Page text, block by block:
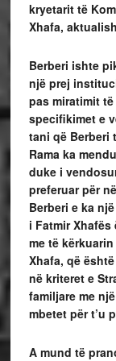
kryetarit të
Xhafa,
Berberi ishte
një prej
pas miratimit
specifikimet e
tani që Berberi
Rama ka
duke i
preferuar për
Berberi e ka
i Fatmir
me të
Xhafa, që
në kriteret e
familjare me
mbetet për t’u
A mund të